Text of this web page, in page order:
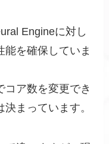
Engineに対し
能を確保していま
コア数を変更でき
まっています。